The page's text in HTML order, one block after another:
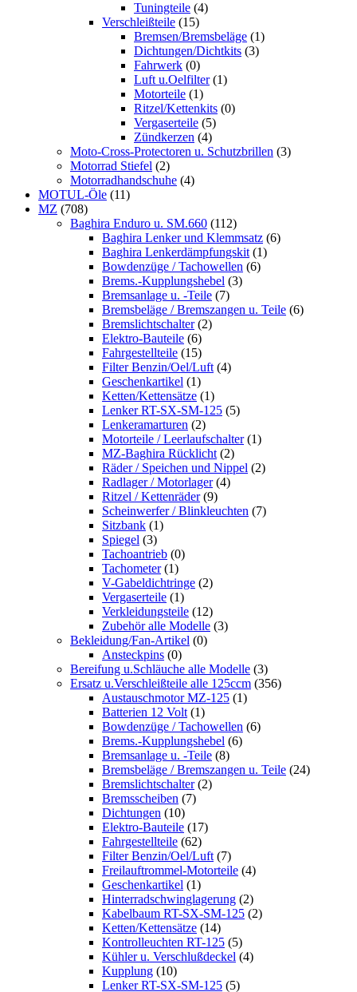
Tuningteile (4)
Verschleißteile (15)
Bremsen/Bremsbeläge (1)
Dichtungen/Dichtkits (3)
Fahrwerk (0)
Luft u.Oelfilter (1)
Motorteile (1)
Ritzel/Kettenkits (0)
Vergaserteile (5)
Zündkerzen (4)
Moto-Cross-Protectoren u. Schutzbrillen (3)
Motorrad Stiefel (2)
Motorradhandschuhe (4)
MOTUL-Öle (11)
MZ (708)
Baghira Enduro u. SM.660 (112)
Baghira Lenker und Klemmsatz (6)
Baghira Lenkerdämpfungskit (1)
Bowdenzüge / Tachowellen (6)
Brems.-Kupplungshebel (3)
Bremsanlage u. -Teile (7)
Bremsbeläge / Bremszangen u. Teile (6)
Bremslichtschalter (2)
Elektro-Bauteile (6)
Fahrgestellteile (15)
Filter Benzin/Oel/Luft (4)
Geschenkartikel (1)
Ketten/Kettensätze (1)
Lenker RT-SX-SM-125 (5)
Lenkeramarturen (2)
Motorteile / Leerlaufschalter (1)
MZ-Baghira Rücklicht (2)
Räder / Speichen und Nippel (2)
Radlager / Motorlager (4)
Ritzel / Kettenräder (9)
Scheinwerfer / Blinkleuchten (7)
Sitzbank (1)
Spiegel (3)
Tachoantrieb (0)
Tachometer (1)
V-Gabeldichtringe (2)
Vergaserteile (1)
Verkleidungsteile (12)
Zubehör alle Modelle (3)
Bekleidung/Fan-Artikel (0)
Ansteckpins (0)
Bereifung u.Schläuche alle Modelle (3)
Ersatz u.Verschleißteile alle 125ccm (356)
Austauschmotor MZ-125 (1)
Batterien 12 Volt (1)
Bowdenzüge / Tachowellen (6)
Brems.-Kupplungshebel (6)
Bremsanlage u. -Teile (8)
Bremsbeläge / Bremszangen u. Teile (24)
Bremslichtschalter (2)
Bremsscheiben (7)
Dichtungen (10)
Elektro-Bauteile (17)
Fahrgestellteile (62)
Filter Benzin/Oel/Luft (7)
Freilauftrommel-Motorteile (4)
Geschenkartikel (1)
Hinterradschwinglagerung (2)
Kabelbaum RT-SX-SM-125 (2)
Ketten/Kettensätze (14)
Kontrolleuchten RT-125 (5)
Kühler u. Verschlußdeckel (4)
Kupplung (10)
Lenker RT-SX-SM-125 (5)